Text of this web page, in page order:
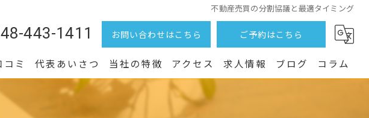
不動産売買の分割協議と最適タイミング
443-1411 お問い合わせはこちら ご予約はこちら
コミ 代表あいさつ 当社の特徴
土地
アクセス 求人情報 ブログ コラム